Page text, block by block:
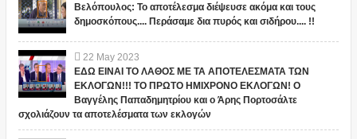
Βελόπουλος: Το αποτέλεσμα διέψευσε ακόμα και τους
δημοσκόπους.... Περάσαμε δια πυρός και σιδήρου.... !!
22 May 2023
ΕΔΩ ΕΙΝΑΙ ΤΟ ΛΑΘΟΣ ΜΕ ΤΑ ΑΠΟΤΕΛΕΣΜΑΤΑ ΤΩΝ
ΕΚΛΟΓΩΝ!!! ΤΟ ΠΡΩΤΟ ΗΜΙΧΡΟΝΟ ΕΚΛΟΓΩΝ! Ο
Βαγγέλης Παπαδημητρίου και ο Άρης Πορτοσάλτε
σχολιάζουν τα αποτελέσματα των εκλογών